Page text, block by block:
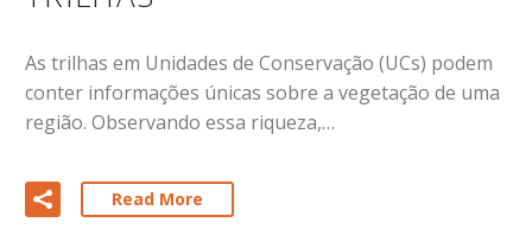
As trilhas em Unidades de Conservação (UCs) podem
conter informações únicas sobre a vegetação de uma
região. Observando essa riqueza,…
Read More